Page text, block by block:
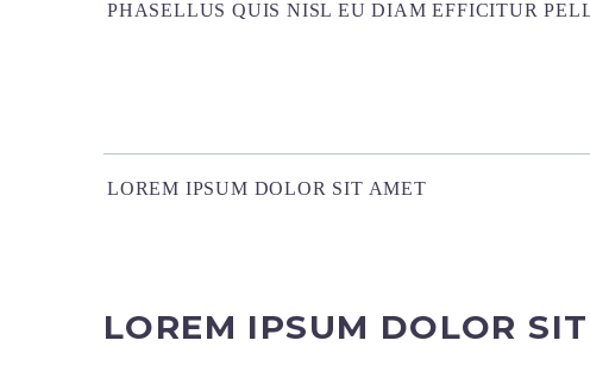
PHASELLUS QUIS NISL EU DIAM EFFICITUR
LOREM IPSUM DOLOR SIT AMET
LOREM IPSUM DOLOR